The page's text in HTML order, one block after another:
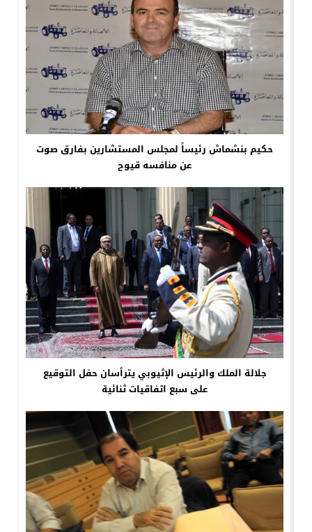
حكيم بنشماش رئيساً لمجلس المستشارين بفارق صوت
عن منافسه قيوح
جلالة الملك والرئيس الإثيوبي يترأسان حفل التوقيع
على سبع اتفاقيات ثنائية